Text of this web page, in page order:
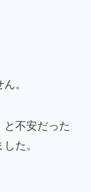
。
と不安だった
た。